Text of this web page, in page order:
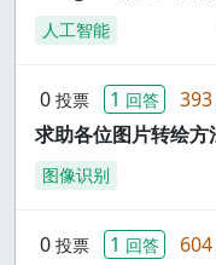
人工智能
0 投票 1 回答 393
求助各位图片转绘方
图像识别
0 投票 1 回答 604